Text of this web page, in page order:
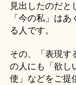
見出したのだと
「今の私」は
る人です。
その、「表現す
の人にも「欲し
使」などをご提